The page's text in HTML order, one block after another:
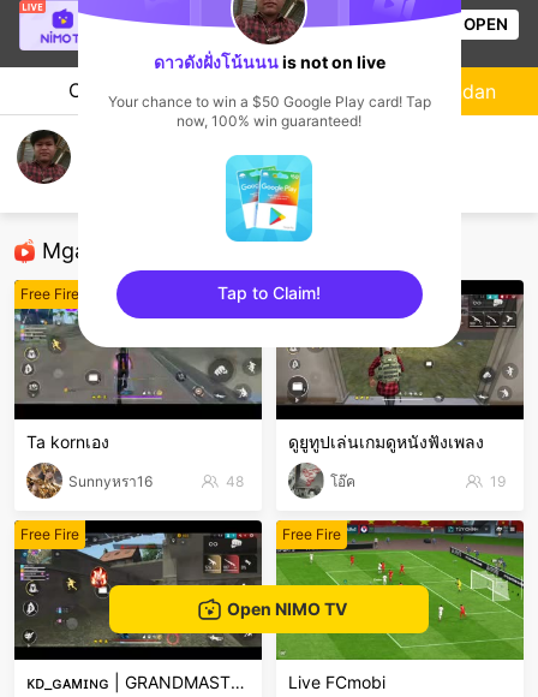
is live!
53 Views OPEN
Chat Streamer
Mga Nirerekominda Na Mga Streamer
Free Fire
Ta kornเอง
Sunnyหรา16 48
Free Fire
ดูยูทูปเล่นเกมดูหนังฟังเพลง
โอ๊ค 19
Free Fire
ᴋᴅ_ɢᴀᴍɪɴɢ | GRANDMASTER PUSH LIVE 🔥 | 1v4 CLUTCH
Free Fire
Live FCmobi
Sundan
Open NIMO TV
ดาวดังฝั่งโน้นนนis not on live
Your chance to win a $50 Google Play card! Tap
now, 100% win guaranteed!
Tap to Claim!
sentinelEnd